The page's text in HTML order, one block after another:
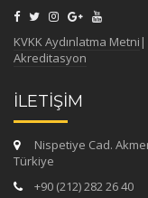
KVKK Aydınlatma Metni |
Akreditasyon
İLETİŞİM
Nispetiye Cad.
Türkiye
+90 (212) 282 26 40